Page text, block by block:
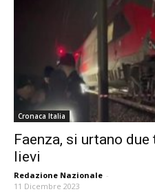
Cronaca Italia
Faenza, si urtano
lievi
Redazione Nazionale -
11 Dicembre 2023